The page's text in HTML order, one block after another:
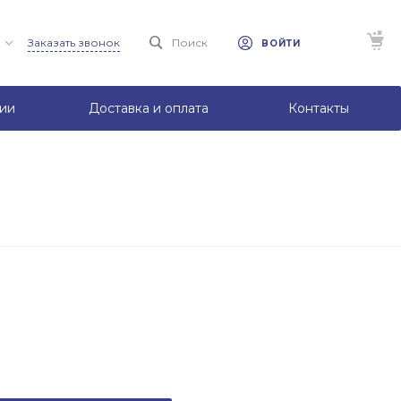
Заказать звонок Поиск ВОЙТИ
Доставка и оплата Контакты